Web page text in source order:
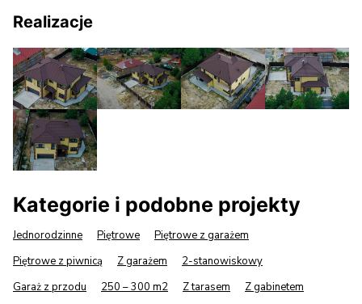
Realizacje
Kategorie i podobne projekty
Jednorodzinne Piętrowe
Piętrowe z garażem
Piętrowe z piwnicą
Z garażem
2-stanowiskowy
Garaż z przodu
250 – 300 m2 Z tarasem Z gabinetem